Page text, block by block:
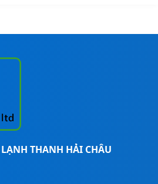
THANH HẢI CHÂU